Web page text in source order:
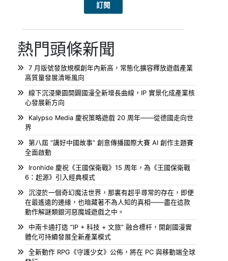
熱門頭條新聞
7 月版號發放規模創年內新高，常態化擴容釋放遊戲產業
高質量發展清晰風向
線下沉浸樂園開闢國漫全新增長曲線，IP 實景化成產業核
心發展新方向
Kalypso Media 慶祝策略遊戲 20 周年——從德國走向世
界
第八屆 “講好中國故事” 創意傳播國際大賽 AI 創作主題賽
全面啟動
Ironhide 慶祝《王國保衛戰》15 周年，為《王國保衛戰
6：起源》引入經典模式
沉浸於一個奇幻魔法世界，那裏有超乎尋常的存在，即便
在最遙遠的邊緣，也暗藏著不為人知的真相——盡在這款
動作解謎類銀河惡魔城遊戲之中。
中南卡通打造 “IP + 科技 + 文旅” 融合標杆，開創國漫實
體化可持續發展全新產業模式
全新動作 RPG《守護少女》公佈，將在 PC 與移動端全球